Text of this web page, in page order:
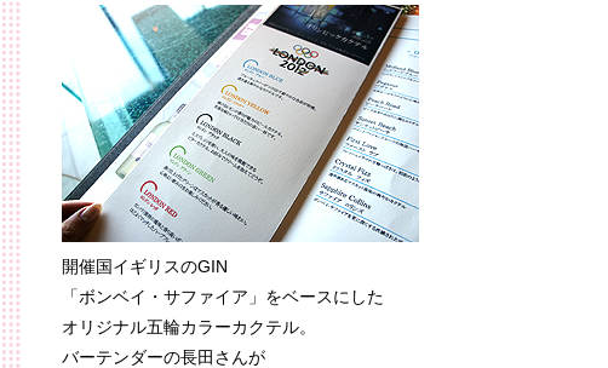
開催国イギリスのGIN
「ボンベイ・サファイア」をベースにした
オリジナル五輪カラーカクテル。
バーテンダーの長田さんが